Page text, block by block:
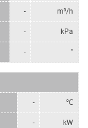
- m³/h
- kPa
- "
- ℃
- kW